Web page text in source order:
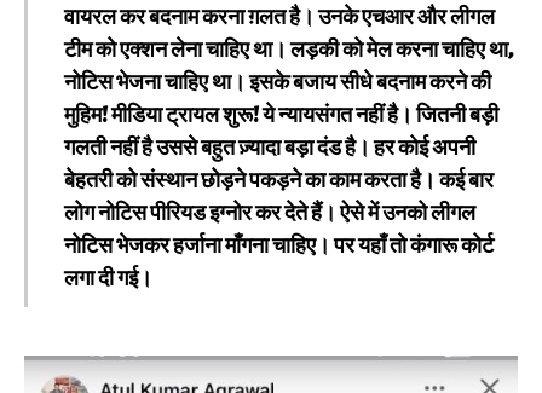
वायरल कर बदनाम करना ग़लत है। उनके एचआर और लीगल
टीम को एक्शन लेना चाहिए था। लड़की को मेल करना चाहिए था,
नोटिस भेजना चाहिए था। इसके बजाय सीधे बदनाम करने की
मुहिम! मीडिया ट्रायल शुरू! ये न्यायसंगत नहीं है। जितनी बड़ी
गलती नहीं है उससे बहुत ज़्यादा बड़ा दंड है। हर कोई अपनी
बेहतरी को संस्थान छोड़ने पकड़ने का काम करता है। कई बार
लोग नोटिस पीरियड इग्नोर कर देते हैं। ऐसे में उनको लीगल
नोटिस भेजकर हर्जाना माँगना चाहिए। पर यहाँ तो कंगारू कोर्ट
लगा दी गई।